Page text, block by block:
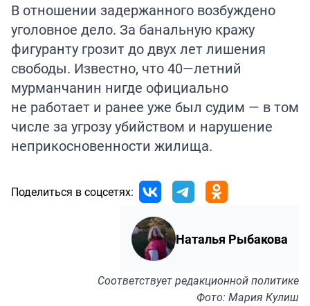
В отношении задержанного возбуждено
уголовное дело. За банальную кражу
фигуранту грозит до двух лет лишения
свободы. Известно, что 40—летний
мурманчанин нигде официально
не работает и ранее уже был судим — в том
числе за угрозу убийством и нарушение
неприкосновенности жилища.
Поделиться в соцсетях:
Наталья Рыбакова
Соответствуетредакционной политике
Фото: Мария Кулиш